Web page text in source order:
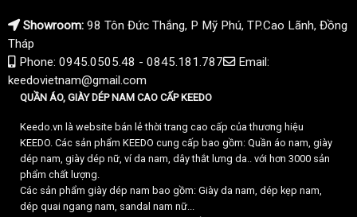
Showroom: 98 Tôn Đức Thắng, P Mỹ Phú, TP.Cao Lãnh, Đồng
Tháp
Phone: 0945.0505.48 - 0845.181.787
Email:
keedovietnam@gmail.com
QUẦN ÁO, GIÀY DÉP NAM CAO CẤP KEEDO
Keedo.vn là website bán lẻ thời trang cao cấp của thương hiệu
KEEDO. Các sản phẩm KEEDO cung cấp bao gồm: Quần áo nam, giày
dép nam, giày dép nữ, ví da nam, dây thắt lưng da.. với hơn 3000 sản
phẩm chất lượng.
Các sản phẩm giày dép nam bao gồm: Giày da nam, dép kẹp nam,
dép quai ngang nam, sandal nam nữ...